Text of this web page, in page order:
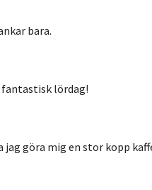
bara.
fantastisk lördag!
jag göra mig en stor kopp